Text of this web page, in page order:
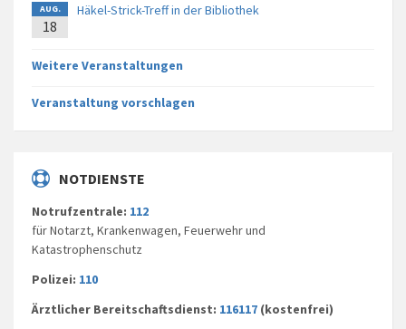
AUG.
18
Häkel-Strick-Treff in der Bibliothek
Weitere Veranstaltungen
Veranstaltung vorschlagen
NOTDIENSTE
Notrufzentrale: 112
für Notarzt, Krankenwagen, Feuerwehr und
Katastrophenschutz
Polizei: 110
Ärztlicher Bereitschaftsdienst: 116117 (kostenfrei)